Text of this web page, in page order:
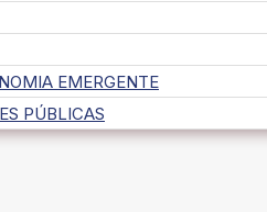
EMERGENTE
PÚBLICAS